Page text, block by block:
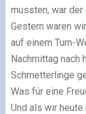
mussten, war
Gestern waren
auf einem Turn-
Nachmittag nach
Schmetterlinge
Was für eine
Und als wir